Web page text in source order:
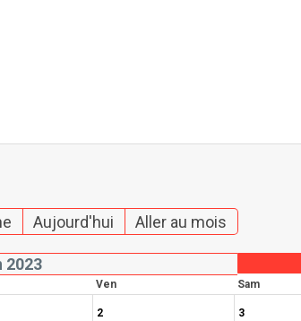
Aujourd'hui Aller au mois
2023
Ven Sam
2 3